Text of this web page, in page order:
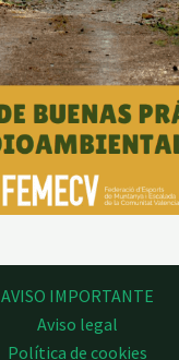
AVISO IMPORTANTE
Aviso legal
Política de cookies